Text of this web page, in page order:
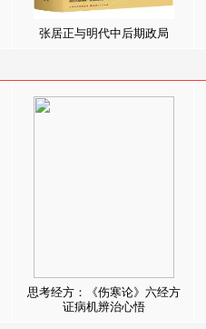
张居正与明代中后期政局
思考经方：《伤寒论》六经方
证病机辨治心悟